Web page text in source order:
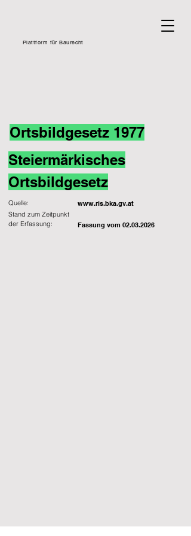
Plattform für Baurecht
Ortsbildgesetz 1977
Steiermärkisches
Ortsbildgesetz
Quelle: www.ris.bka.gv.at
Fassung vom 02.03.2026
Stand zum Zeitpunkt
der Erfassung: